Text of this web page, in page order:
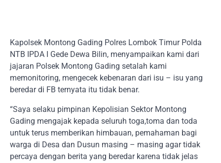
Kapolsek Montong Gading Polres Lombok Timur Polda
NTB IPDA I Gede Dewa Bilin, menyampaikan kami dari
jajaran Polsek Montong Gading setalah kami
memonitoring, mengecek kebenaran dari isu – isu yang
beredar di FB ternyata itu tidak benar.
“Saya selaku pimpinan Kepolisian Sektor Montong
Gading mengajak kepada seluruh toga,toma dan toda
untuk terus memberikan himbauan, pemahaman bagi
warga di Desa dan Dusun masing – masing agar tidak
percaya dengan berita yang beredar karena tidak jelas